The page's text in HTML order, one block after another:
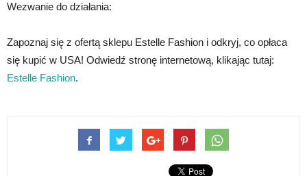
Wezwanie do działania:
Zapoznaj się z ofertą sklepu Estelle Fashion i odkryj, co opłaca
się kupić w USA! Odwiedź stronę internetową, klikając tutaj:
Estelle Fashion.